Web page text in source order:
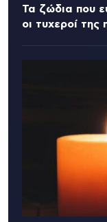
Τα ζώδια που
οι τυχεροί της